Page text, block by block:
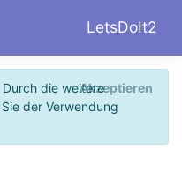
LetsDoIt2
die weitere
der Verwendung
Akzeptieren